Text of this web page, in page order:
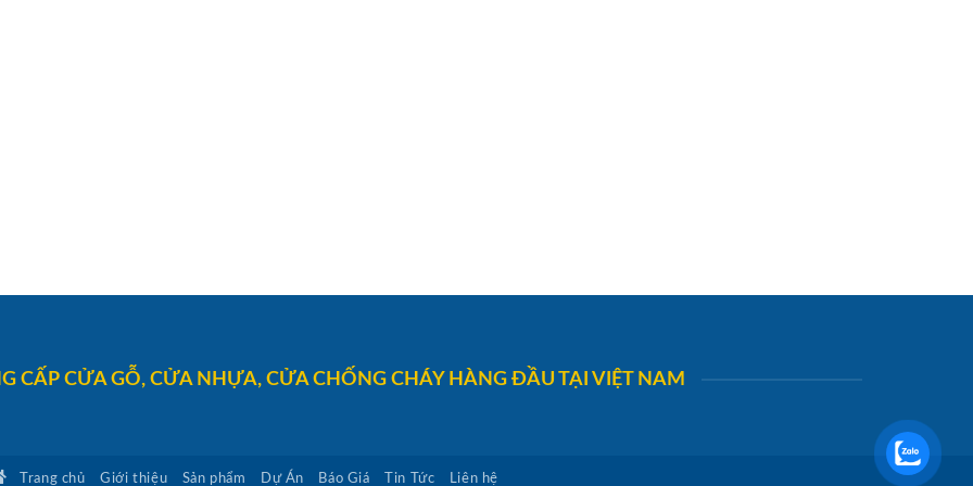
CẤP CỬA GỖ, CỬA NHỰA, CỬA CHỐNG CHÁY HÀNG ĐẦU TẠI VIỆT NAM
Trang chủ Giới thiệu Sản phẩm Dự Án Báo Giá Tin Tức Liên hệ